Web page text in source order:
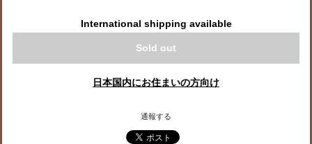
International shipping available
Sold out
日本国内にお住まいの方向け
通報する